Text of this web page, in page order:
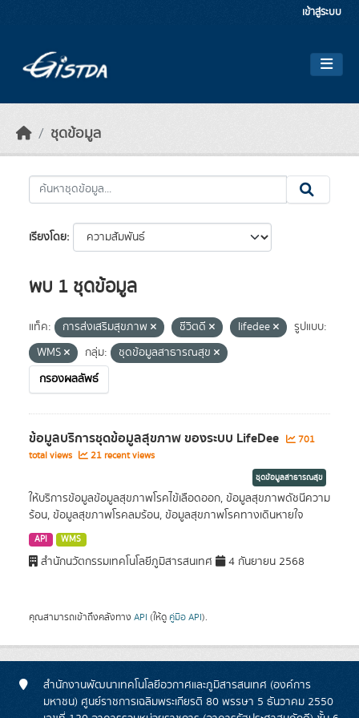
เข้าสู่ระบบ
ชุดข้อมูล
เรียงโดย
พบ 1 ชุดข้อมูล
แท็ค: การส่งเสริมสุขภาพ ชีวิตดี lifedee
รูปแบบ:
WMS
กลุ่ม:
ชุดข้อมูลสาธารณสุข
กรองผลลัพธ์
ข้อมูลบริการชุดข้อมูลสุขภาพ ของระบบ LifeDee
701
total views
21 recent views
ชุดข้อมูลสาธารณสุข
ให้บริการข้อมูลข้อมูลสุขภาพโรคไข้เลือดออก, ข้อมูลสุขภาพดัชนีความ
ร้อน, ข้อมูลสุขภาพโรคลมร้อน, ข้อมูลสุขภาพโรคทางเดินหายใจ
API WMS
สำนักนวัตกรรมเทคโนโลยีภูมิสารสนเทศ 4 กันยายน 2568
คุณสามารถเข้าถึงคลังทาง API (ให้ดู คู่มือ API).
สำนักงานพัฒนาเทคโนโลยีอวกาศและภูมิสารสนเทศ (องค์การ
มหาชน) ศูนย์ราชการเฉลิมพระเกียรติ 80 พรรษา 5 ธันวาคม 2550